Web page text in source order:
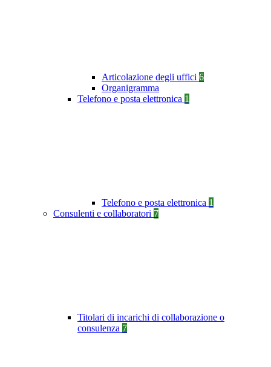
Articolazione degli uffici 6
Organigramma
Telefono e posta elettronica 1
Telefono e posta elettronica 1
Consulenti e collaboratori 7
Titolari di incarichi di collaborazione o
consulenza 7